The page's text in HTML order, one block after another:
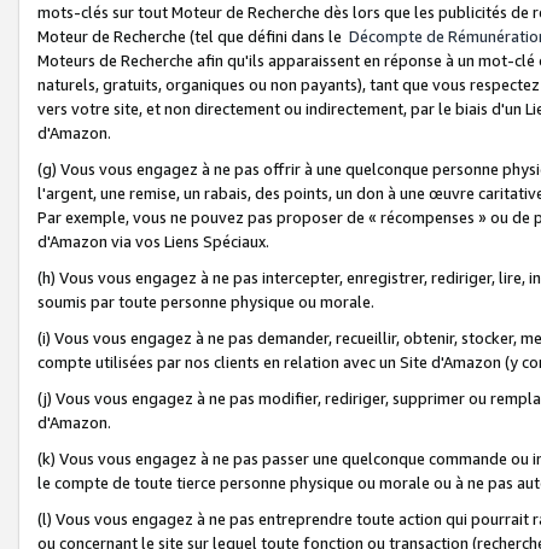
mots-clés sur tout Moteur de Recherche dès lors que les publicités de
Moteur de Recherche (tel que défini dans le Décompte de
Moteurs de Recherche afin qu'ils apparaissent en réponse à un mot-
naturels, gratuits, organiques ou non payants), tant que vous
vers votre site, et non directement ou indirectement, par le biais d'un
d'Amazon.
(g) Vous vous engagez à ne pas offrir à une quelconque personne
l'argent, une remise, un rabais, des points, un don à une œuvre
Par exemple, vous ne pouvez pas proposer de « récompenses » ou
d'Amazon via vos Liens Spéciaux.
(h) Vous vous engagez à ne pas intercepter, enregistrer, rediriger,
soumis par toute personne physique ou morale.
(i) Vous vous engagez à ne pas demander, recueillir, obtenir, stocker,
compte utilisées par nos clients en relation avec un Site d'Amazon (y
(j) Vous vous engagez à ne pas modifier, rediriger, supprimer ou
d'Amazon.
(k) Vous vous engagez à ne pas passer une quelconque commande
le compte de toute tierce personne physique ou morale ou à ne pas
(l) Vous vous engagez à ne pas entreprendre toute action qui
ou concernant le site sur lequel toute fonction ou transaction